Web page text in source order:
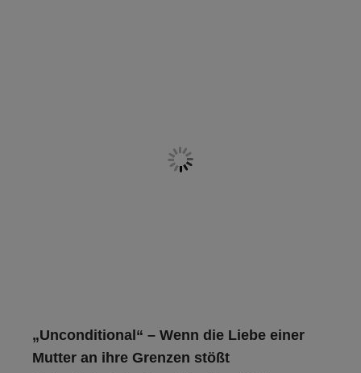
„Unconditional“ – Wenn die Liebe einer
Mutter an ihre Grenzen stößt